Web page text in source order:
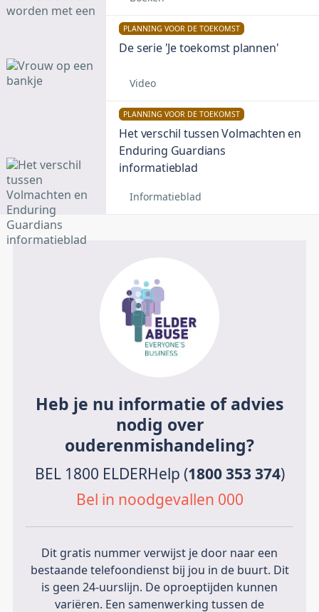
PLANNING VOOR DE TOEKOMST
De serie 'Je toekomst plannen'
Video
PLANNING VOOR DE TOEKOMST
Het verschil tussen Volmachten en
Enduring Guardians
informatieblad
Informatieblad
Heb je nu informatie of advies
nodig over
ouderenmishandeling?
BEL 1800 ELDERHelp (1800 353 374)
Bel in noodgevallen 000
Dit gratis nummer verwijst je door naar een
bestaande telefoondienst bij jou in de buurt. Dit
is geen 24-uurslijn. De oproeptijden kunnen
variëren. Een samenwerking tussen de